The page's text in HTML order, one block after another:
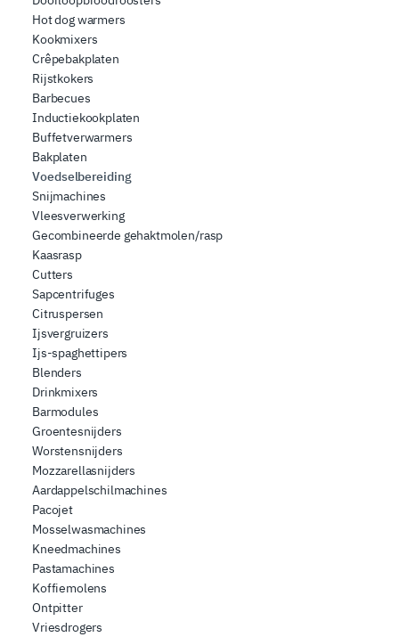
Hot dog warmers
Kookmixers
Crêpebakplaten
Rijstkokers
Barbecues
Inductiekookplaten
Buffetverwarmers
Bakplaten
Voedselbereiding
Snijmachines
Vleesverwerking
Gecombineerde gehaktmolen/rasp
Kaasrasp
Cutters
Sapcentrifuges
Citruspersen
Ijsvergruizers
Ijs-spaghettipers
Blenders
Drinkmixers
Barmodules
Groentesnijders
Worstensnijders
Mozzarellasnijders
Aardappelschilmachines
Pacojet
Mosselwasmachines
Kneedmachines
Pastamachines
Koffiemolens
Ontpitter
Vriesdrogers